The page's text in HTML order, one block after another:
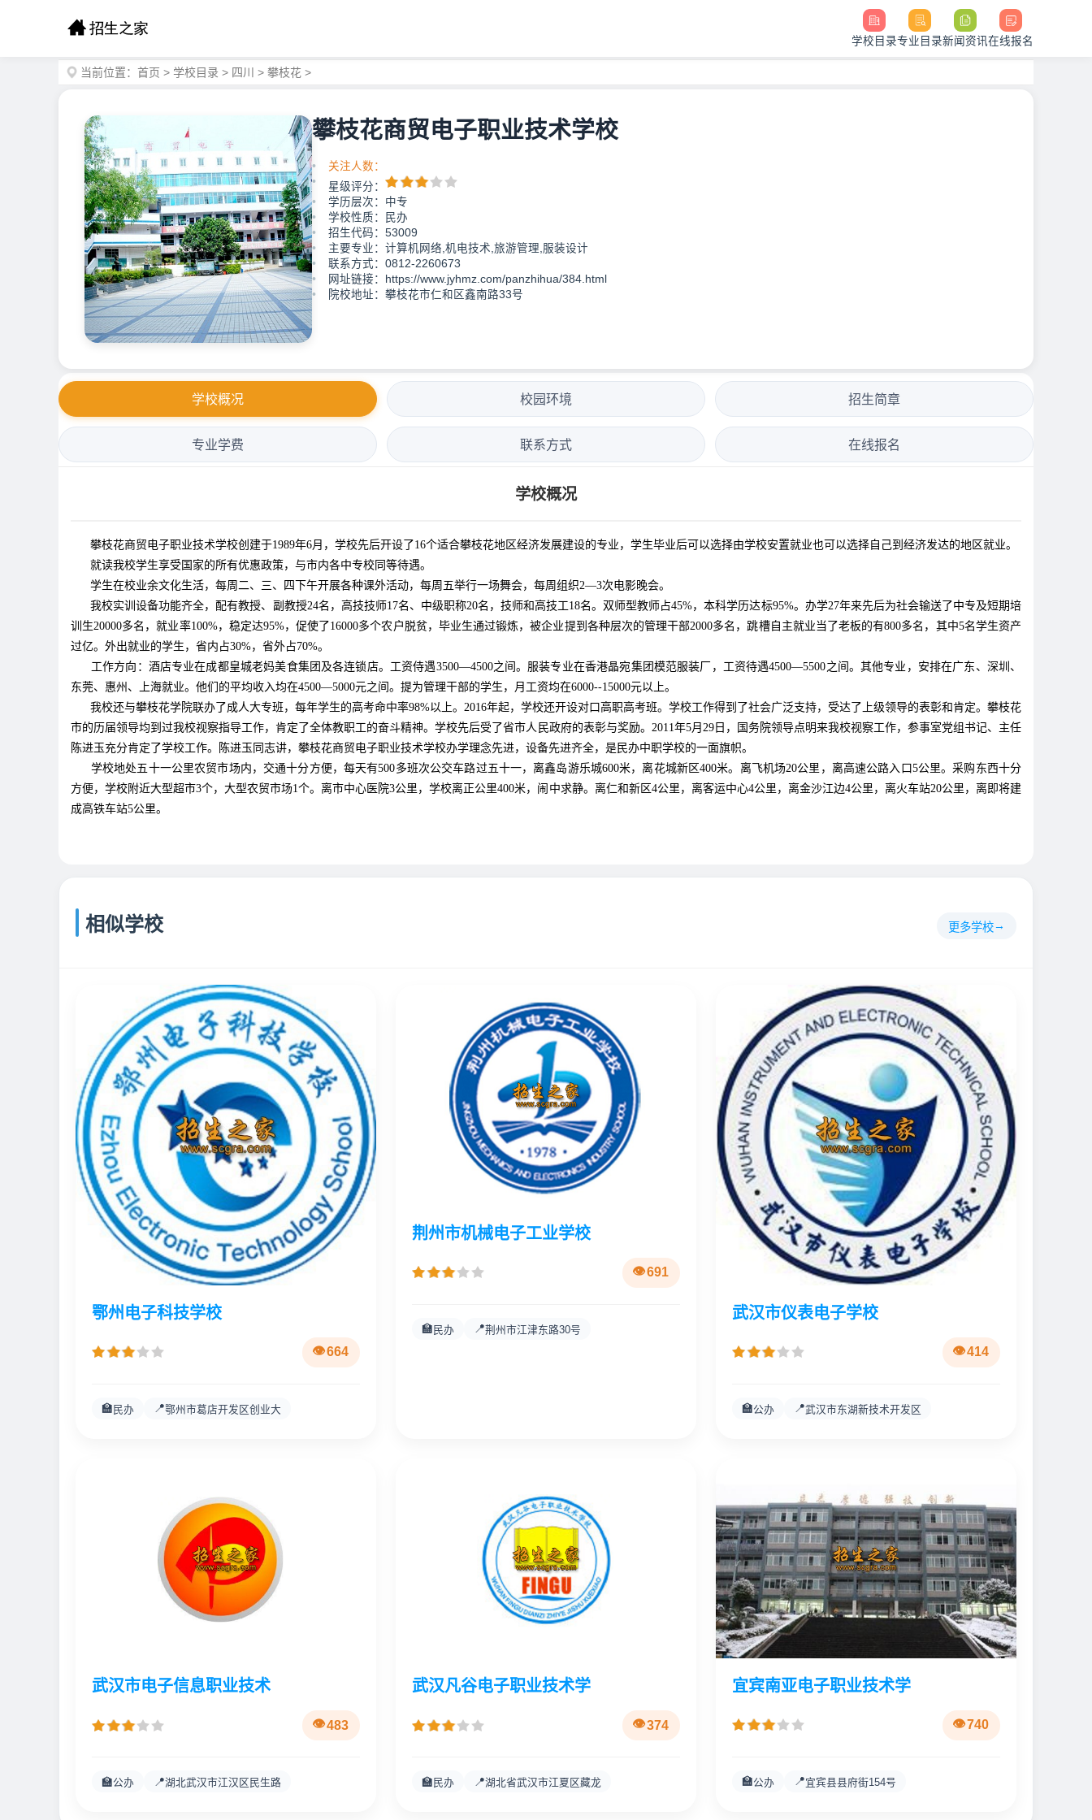
学校目录专业目录新闻资讯在线报名
当前位置： 首页 > 学校目录 > 四川 > 攀枝花 >
攀枝花商贸电子职业技术学校
关注人数：
星级评分：
学历层次：中专
学校性质：民办
招生代码：53009
主要专业：计算机网络,机电技术,旅游管理,服装设计
联系方式：0812-2260673
网址链接：https://www.jyhmz.com/panzhihua/384.html
院校地址：攀枝花市仁和区鑫南路33号
学校概况 校园环境 招生简章
专业学费 联系方式 在线报名
学校概况
攀枝花商贸电子职业技术学校创建于1989年6月，学校先后开设了16个适合攀枝花地区经济发展建设的专业，学生毕业后可以选择由学校安置就业也可以选择自己到经济发达的地区就业。
就读我校学生享受国家的所有优惠政策，与市内各中专校同等待遇。
学生在校业余文化生活，每周二、三、四下午开展各种课外活动，每周五举行一场舞会，每周组织2—3次电影晚会。
我校实训设备功能齐全，配有教授、副教授24名，高技技师17名、中级职称20名，技师和高技工18名。双师型教师占45%，本科学历达标95%。办学27年来先后为社会输送了中专及短期培
训生20000多名，就业率100%，稳定达95%，促使了16000多个农户脱贫，毕业生通过锻炼，被企业提到各种层次的管理干部2000多名，跳槽自主就业当了老板的有800多名，其中5名学生资产
过亿。外出就业的学生，省内占30%，省外占70%。
工作方向：酒店专业在成都皇城老妈美食集团及各连锁店。工资侍遇3500—4500之间。服装专业在香港晶宛集团模范服装厂，工资待遇4500—5500之间。其他专业，安排在广东、深圳、
东莞、惠州、上海就业。他们的平均收入均在4500—5000元之间。提为管理干部的学生，月工资均在6000--15000元以上。
我校还与攀枝花学院联办了成人大专班，每年学生的高考命中率98%以上。2016年起，学校还开设对口高职高考班。学校工作得到了社会广泛支持，受达了上级领导的表彰和肯定。攀枝花
市的历届领导均到过我校视察指导工作，肯定了全体教职工的奋斗精神。学校先后受了省市人民政府的表彰与奖励。2011年5月29日，国务院领导点明来我校视察工作，参事室党组书记、主任
陈进玉充分肯定了学校工作。陈进玉同志讲，攀枝花商贸电子职业技术学校办学理念先进，设备先进齐全，是民办中职学校的一面旗帜。
学校地处五十一公里农贸市场内，交通十分方便，每天有500多班次公交车路过五十一，离鑫岛游乐城600米，离花城新区400米。离飞机场20公里，离高速公路入口5公里。采购东西十分
方便，学校附近大型超市3个，大型农贸市场1个。离市中心医院3公里，学校离正公里400米，闹中求静。离仁和新区4公里，离客运中心4公里，离金沙江边4公里，离火车站20公里，离即将建
成高铁车站5公里。
相似学校 更多学校
鄂州电子科技学校
664
🏫 民办 📍鄂州市葛店开发区创业大
荆州市机械电子工业学校
691
🏫 民办 📍荆州市江津东路30号
武汉市仪表电子学校
414
🏫公办 📍武汉市东湖新技术开发区
武汉市电子信息职业技术
483
🏫公办 📍湖北武汉市江汉区民生路
武汉凡谷电子职业技术学
374
🏫 民办 📍湖北省武汉市江夏区藏龙
宜宾南亚电子职业技术学
740
🏫公办 📍宜宾县县府街154号